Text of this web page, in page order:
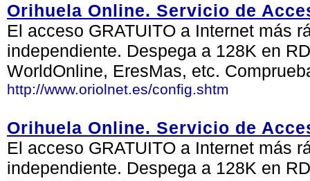
Orihuela Online. Servicio de
El acceso GRATUITO a Internet más
independiente. Despega a 128K en
WorldOnline, EresMas, etc.
http://www.oriolnet.es/config.shtm
Orihuela Online. Servicio de
El acceso GRATUITO a Internet más
independiente. Despega a 128K en